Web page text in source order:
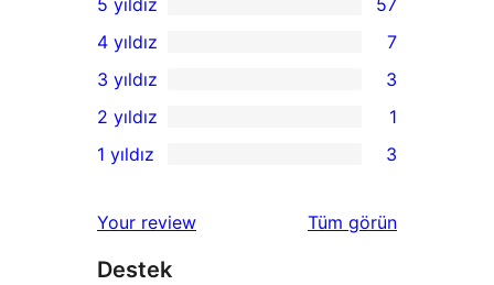
57
5
yıldızlı
inceleme
5 yıldız 57
4
yıldızlı
inceleme
4 yıldız 7
3
3
yıldızlı
3 yıldız 3
2
inceleme
2 yıldız 1
yıldızlı
inceleme
1 yıldız 3
Your review Tüm değerlendirmeleri
görün
Destek